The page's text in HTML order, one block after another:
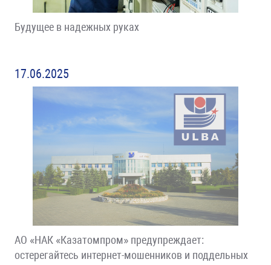
Будущее в надежных руках
17.06.2025
АО «НАК «Казатомпром» предупреждает:
остерегайтесь интернет-мошенников и поддельных